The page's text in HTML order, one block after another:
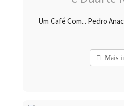
Um Café Com... Pedro
Mais